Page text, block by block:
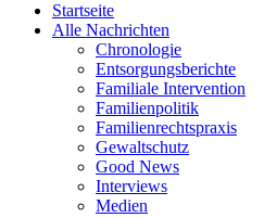
Startseite
Alle Nachrichten
Chronologie
Entsorgungsberichte
Familiale Intervention
Familienpolitik
Familienrechtspraxis
Gewaltschutz
Good News
Interviews
Medien